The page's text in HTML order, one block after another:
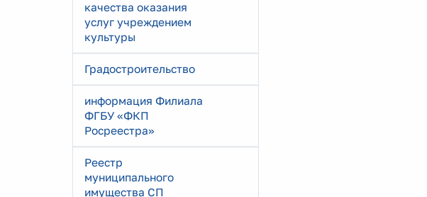
качества оказания
услуг учреждением
культуры
Градостроительство
информация Филиала
ФГБУ «ФКП
Росреестра»
Реестр
муниципального
имущества СП